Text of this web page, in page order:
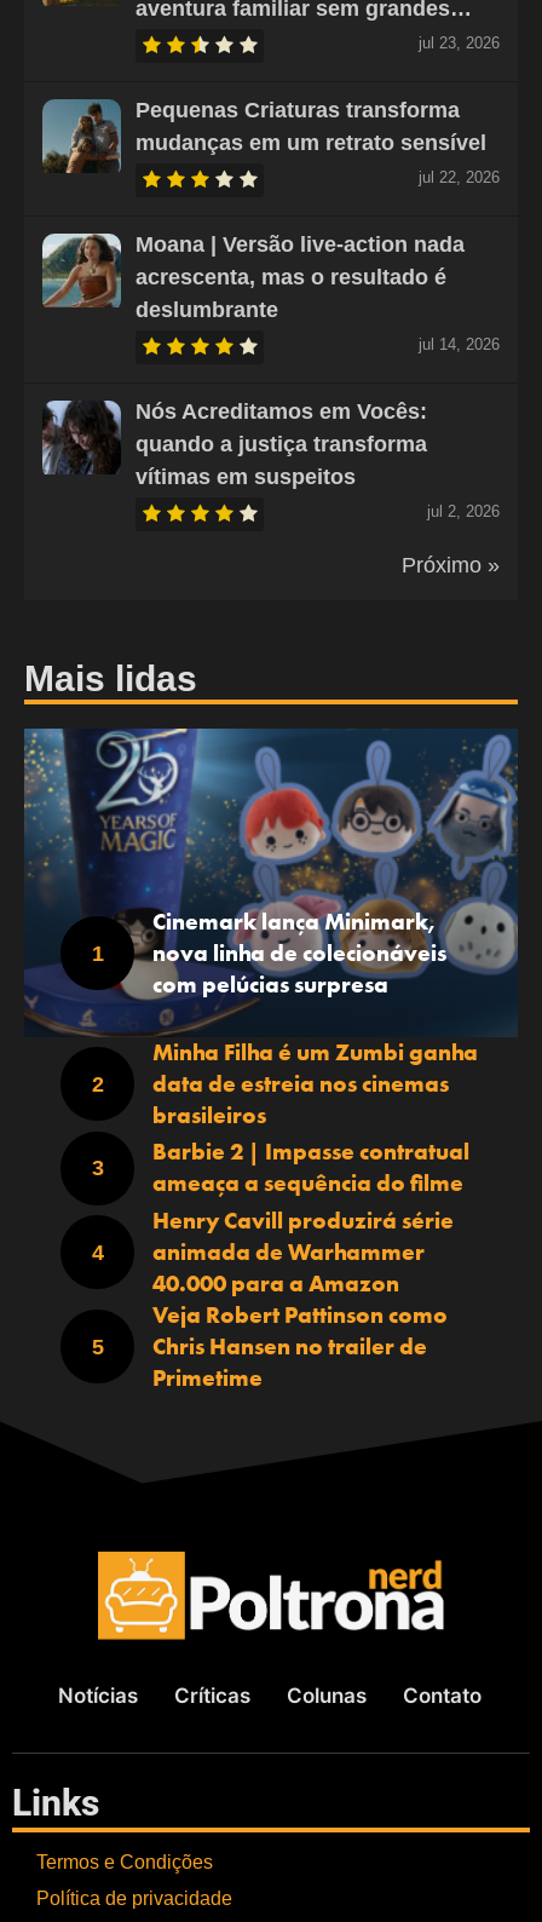
aventura familiar sem grandes…
jul 23, 2026
Pequenas Criaturas transforma
mudanças em um retrato sensível
jul 22, 2026
Moana | Versão live-action nada
acrescenta, mas o resultado é
deslumbrante
jul 14, 2026
Nós Acreditamos em Vocês:
quando a justiça transforma
vítimas em suspeitos
jul 2, 2026
Próximo »
Mais lidas
Cinemark lança Minimark,
nova linha de colecionáveis
com pelúcias surpresa
Minha Filha é um Zumbi ganha
data de estreia nos cinemas
brasileiros
Barbie 2 | Impasse contratual
ameaça a sequência do filme
Henry Cavill produzirá série
animada de Warhammer
40.000 para a Amazon
Veja Robert Pattinson como
Chris Hansen no trailer de
Primetime
Notícias Críticas Colunas Contato
Links
Termos e Condições
Política de privacidade